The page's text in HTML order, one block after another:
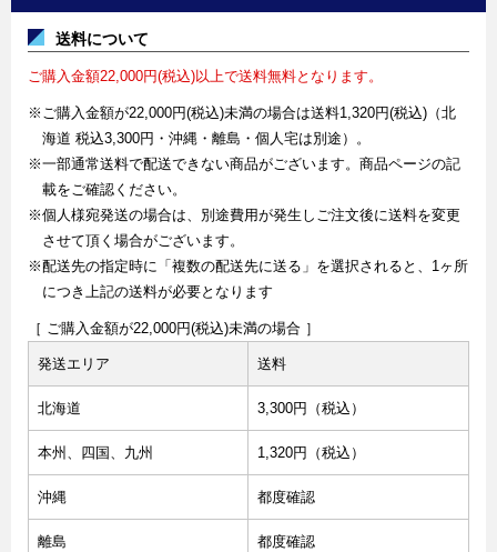
送料について
ご購入金額22,000円(税込)以上で送料無料となります。
※ご購入金額が22,000円(税込)未満の場合は送料1,320円(税込)（北
海道 税込3,300円・沖縄・離島・個人宅は別途）。
※一部通常送料で配送できない商品がございます。商品ページの記
載をご確認ください。
※個人様宛発送の場合は、別途費用が発生しご注文後に送料を変更
させて頂く場合がございます。
※配送先の指定時に「複数の配送先に送る」を選択されると、1ヶ所
につき上記の送料が必要となります
［ ご購入金額が22,000円(税込)未満の場合 ］
発送エリア 送料
北海道 3,300円（税込）
本州、四国、九州 1,320円（税込）
沖縄 都度確認
離島 都度確認